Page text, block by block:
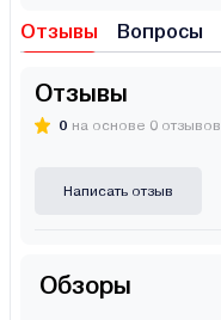
Отзывы Вопросы
Отзывы
0 на основе 0 отзывов
Написать отзыв
Обзоры